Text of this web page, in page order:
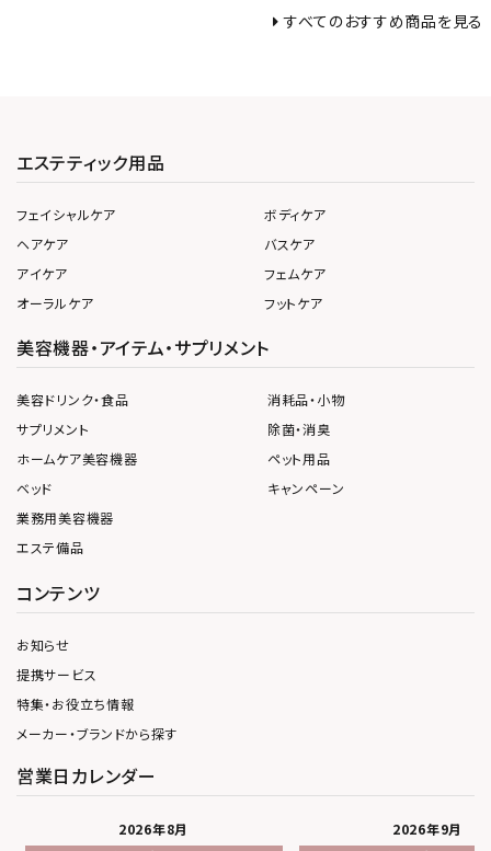
すべてのおすすめ商品を見る
エステティック用品
フェイシャルケア
ヘアケア
アイケア
オーラルケア
ボディケア
バスケア
フェムケア
フットケア
美容機器・アイテム・サプリメント
美容ドリンク・食品
サプリメント
ホームケア美容機器
ベッド
業務用美容機器
エステ備品
消耗品・小物
除菌・消臭
ペット用品
キャンペーン
コンテンツ
お知らせ
提携サービス
特集・お役立ち情報
メーカー・ブランドから探す
営業日カレンダー
2026年8月
2026年9月